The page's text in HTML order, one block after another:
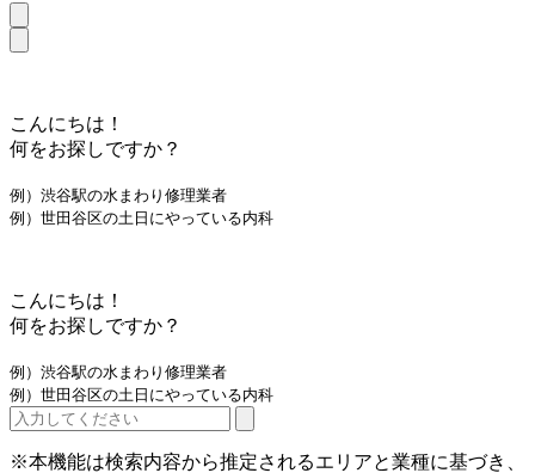
こんにちは！
何をお探しですか？
例）渋谷駅の水まわり修理業者
例）世田谷区の土日にやっている内科
こんにちは！
何をお探しですか？
例）渋谷駅の水まわり修理業者
例）世田谷区の土日にやっている内科
※本機能は検索内容から推定されるエリアと業種に基づき、